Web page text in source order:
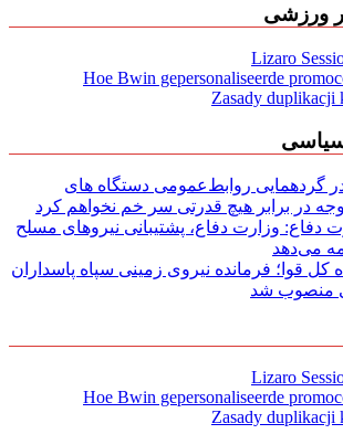
ورزشی
Lizaro
Hoe Bwin gepersonaliseerde
Zasady duplikacji
سیاسی
گردهمایی روابط‌عمومی دستگاه های
در برابر هیچ قدرتی سر خم نخواهم کرد
دفاع: وزارت دفاع، پشتیبانی نیرو‌های مسلح
می‌دهد
کل قوا؛ فرمانده نیروی زمینی سپاه پاسداران
منصوب شد
Lizaro
Hoe Bwin gepersonaliseerde
Zasady duplikacji